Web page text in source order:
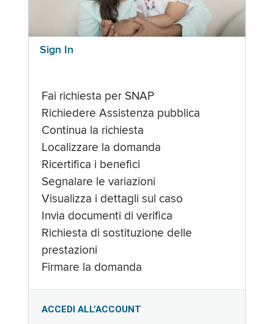
Sign In
Fai richiesta per SNAP
Richiedere Assistenza pubblica
Continua la richiesta
Localizzare la domanda
Ricertifica i benefici
Segnalare le variazioni
Visualizza i dettagli sul caso
Invia documenti di verifica
Richiesta di sostituzione delle
prestazioni
Firmare la domanda
ACCEDI ALL’ACCOUNT